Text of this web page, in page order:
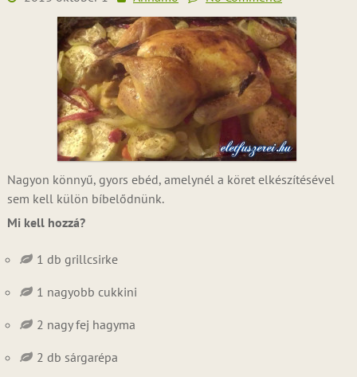
Nagyon könnyű, gyors ebéd, amelynél a köret elkészítésével
sem kell külön bíbelődnünk.
Mi kell hozzá?
1 db grillcsirke
1 nagyobb cukkini
2 nagy fej hagyma
2 db sárgarépa